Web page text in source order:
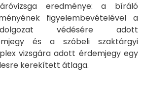
eredménye: a bíráló
figyelembevételével a
védésére adott
és a szóbeli szaktárgyi
vizsgára adott érdemjegy egy
kerekített átlaga.